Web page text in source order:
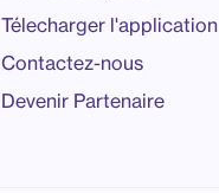
Télecharger l'application
Contactez-nous
Devenir Partenaire